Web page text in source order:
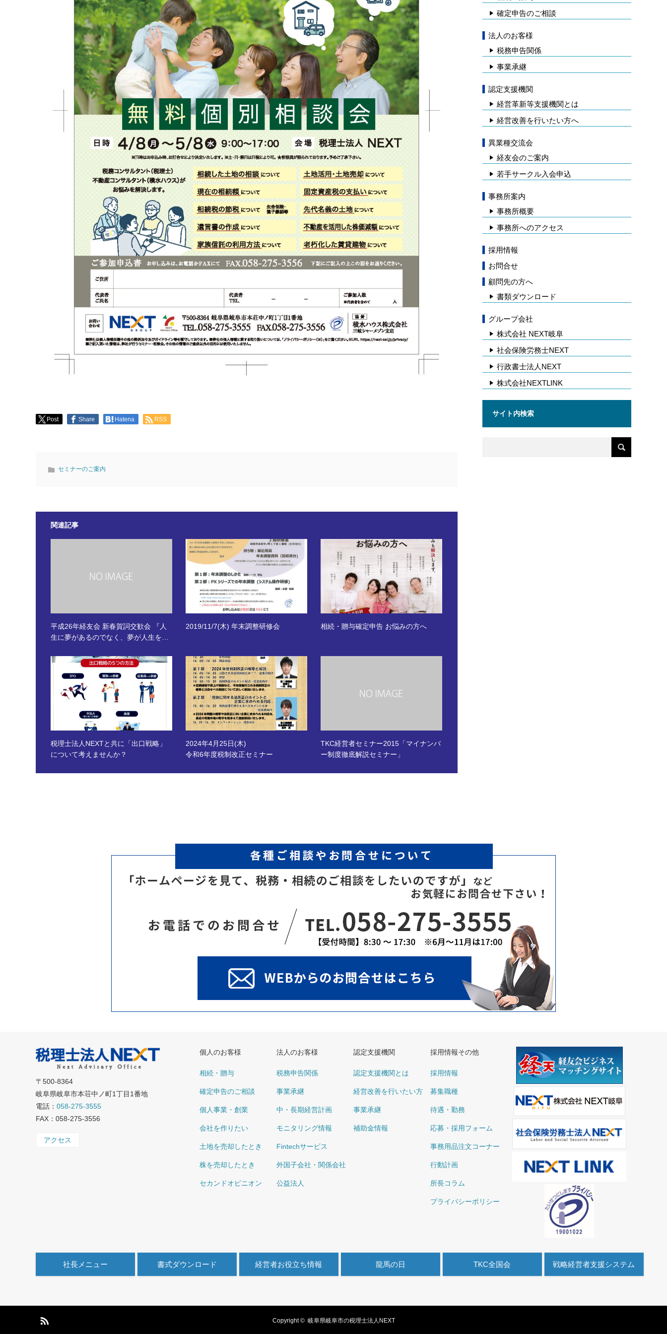
Post Share Hatena RSS
セミナーのご案内
関連記事
平成26年経友会 新春賀詞交歓会 『人
生に夢があるのでなく、夢が人生を…
2019/11/7(木) 年末調整研修会 相続・贈与確定申告 お悩みの方へ
税理士法人NEXTと共に「出口戦略」
について考えませんか？
2024年4月25日(木)
令和6年度税制改正セミナー
TKC経営者セミナー2015「マイナンバ
ー制度徹底解説セミナー」
確定申告のご相談
法人のお客様
税務申告関係
事業承継
認定支援機関
経営革新等支援機関とは
経営改善を行いたい方へ
異業種交流会
経友会のご案内
若手サークル入会申込
事務所案内
事務所概要
事務所へのアクセス
採用情報
お問合せ
顧問先の方へ
書類ダウンロード
グループ会社
株式会社 NEXT岐阜
社会保険労務士NEXT
行政書士法人NEXT
株式会社NEXTLINK
サイト内検索
個人のお客様
相続・贈与
確定申告のご相談
個人事業・創業
会社を作りたい
土地を売却したとき
株を売却したとき
セカンドオピニオン
法人のお客様
税務申告関係
事業承継
中・長期経営計画
モニタリング情報
Fintechサービス
外国子会社・関係会社
公益法人
認定支援機関
認定支援機関とは
経営改善を行いたい方
事業承継
補助金情報
採用情報その他
採用情報
募集職種
待遇・勤務
応募・採用フォーム
事務用品注文コーナー
行動計画
所長コラム
プライバシーポリシー
〒500-8364
岐阜県岐阜市本荘中ノ町1丁目1番地
電話： 058-275-3555
FAX：058-275-3556
アクセス
社長メニュー 書式ダウンロード 経営者お役立ち情報 龍馬の日 TKC全国会 戦略経営者支援システム
Copyright © 岐阜県岐阜市の税理士法人NEXT